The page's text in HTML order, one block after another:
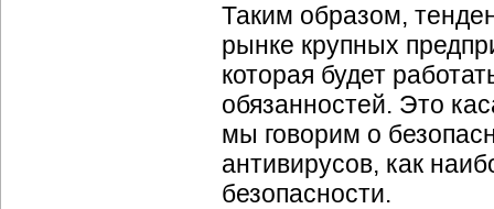
Таким образом,
рынке крупных
которая будет
обязанностей. Это
мы говорим о
антивирусов, как
безопасности.